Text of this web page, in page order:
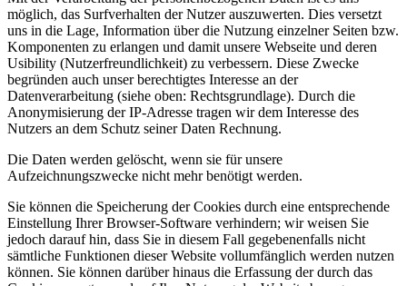
möglich, das Surfverhalten der Nutzer auszuwerten. Dies versetzt
uns in die Lage, Information über die Nutzung einzelner Seiten bzw.
Komponenten zu erlangen und damit unsere Webseite und deren
Usibility (Nutzerfreundlichkeit) zu verbessern. Diese Zwecke
begründen auch unser berechtigtes Interesse an der
Datenverarbeitung (siehe oben: Rechtsgrundlage). Durch die
Anonymisierung der IP-Adresse tragen wir dem Interesse des
Nutzers an dem Schutz seiner Daten Rechnung.
Die Daten werden gelöscht, wenn sie für unsere
Aufzeichnungszwecke nicht mehr benötigt werden.
Sie können die Speicherung der Cookies durch eine entsprechende
Einstellung Ihrer Browser-Software verhindern; wir weisen Sie
jedoch darauf hin, dass Sie in diesem Fall gegebenenfalls nicht
sämtliche Funktionen dieser Website vollumfänglich werden nutzen
können. Sie können darüber hinaus die Erfassung der durch das